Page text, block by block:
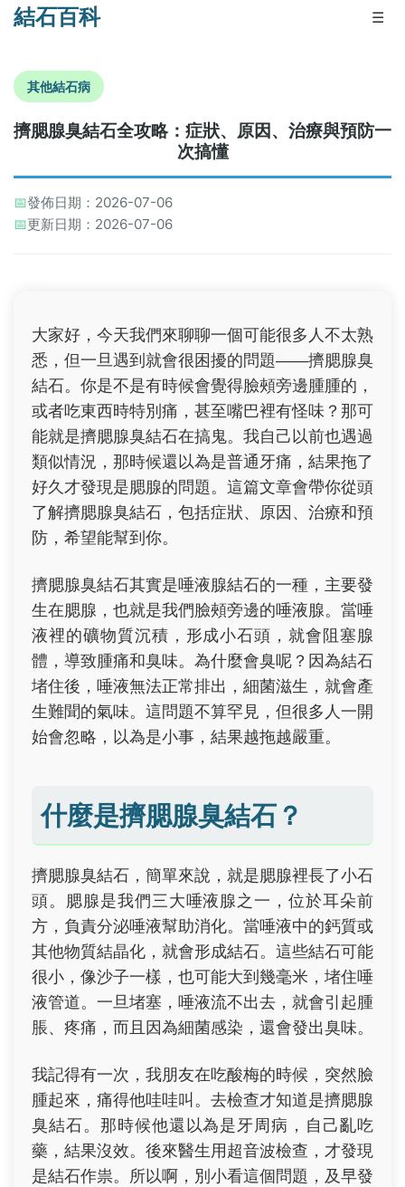
結石百科 ☰
其他結石病
擠腮腺臭結石全攻略：症狀、原因、治療與預防一
次搞懂
📅發佈日期：2026-07-06
📅更新日期：2026-07-06
大家好，今天我們來聊聊一個可能很多人不太熟
悉，但一旦遇到就會很困擾的問題——擠腮腺臭
結石。你是不是有時候會覺得臉頰旁邊腫腫的，
或者吃東西時特別痛，甚至嘴巴裡有怪味？那可
能就是擠腮腺臭結石在搞鬼。我自己以前也遇過
類似情況，那時候還以為是普通牙痛，結果拖了
好久才發現是腮腺的問題。這篇文章會帶你從頭
了解擠腮腺臭結石，包括症狀、原因、治療和預
防，希望能幫到你。
擠腮腺臭結石其實是唾液腺結石的一種，主要發
生在腮腺，也就是我們臉頰旁邊的唾液腺。當唾
液裡的礦物質沉積，形成小石頭，就會阻塞腺
體，導致腫痛和臭味。為什麼會臭呢？因為結石
堵住後，唾液無法正常排出，細菌滋生，就會產
生難聞的氣味。這問題不算罕見，但很多人一開
始會忽略，以為是小事，結果越拖越嚴重。
什麼是擠腮腺臭結石？
擠腮腺臭結石，簡單來說，就是腮腺裡長了小石
頭。腮腺是我們三大唾液腺之一，位於耳朵前
方，負責分泌唾液幫助消化。當唾液中的鈣質或
其他物質結晶化，就會形成結石。這些結石可能
很小，像沙子一樣，也可能大到幾毫米，堵住唾
液管道。一旦堵塞，唾液流不出去，就會引起腫
脹、疼痛，而且因為細菌感染，還會發出臭味。
我記得有一次，我朋友在吃酸梅的時候，突然臉
腫起來，痛得他哇哇叫。去檢查才知道是擠腮腺
臭結石。那時候他還以為是牙周病，自己亂吃
藥，結果沒效。後來醫生用超音波檢查，才發現
是結石作祟。所以啊，別小看這個問題，及早發